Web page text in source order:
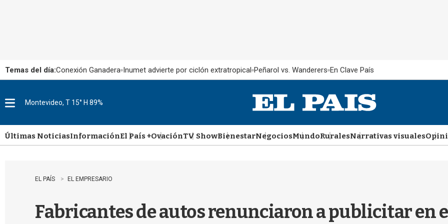
Temas del día:Conexión Ganadera Inumet advierte por ciclón extratropical Peñarol vs. Wanderers En Clave País
u
Montevideo, T 15° H 89%
Últimas NoticiasInformaciónEl País +OvaciónTV ShowBienestarNegociosMundoRuralesNarrativas visuales
EL PAÍS EL EMPRESARIO
Fabricantes de autos renunciaron a publicitar en